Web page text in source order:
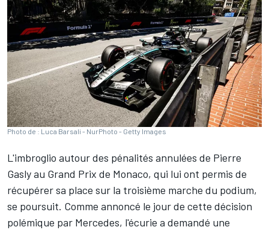
Photo de : Luca Barsali - NurPhoto - Getty Images
L'imbroglio autour des pénalités annulées de Pierre
Gaslyau Grand Prix de Monaco, qui lui ont permis de
récupérer sa place sur la troisième marche du podium,
se poursuit. Comme annoncé le jour de cette décision
polémique par Mercedes, l'écurie a demandé une